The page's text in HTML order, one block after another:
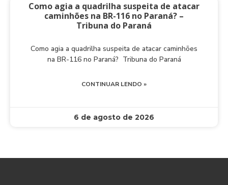
Como agia a quadrilha suspeita de atacar
caminhões na BR-116 no Paraná? –
Tribuna do Paraná
Como agia a quadrilha suspeita de atacar caminhões
na BR-116 no Paraná? Tribuna do Paraná
CONTINUAR LENDO »
6 de agosto de 2026